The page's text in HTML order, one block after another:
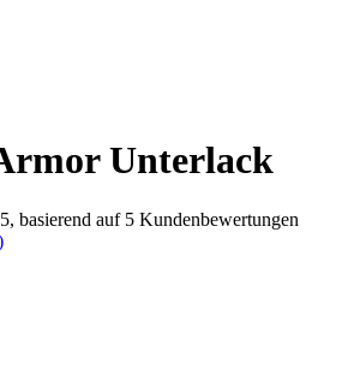
Unterlack
basierend auf 5 Kundenbewertungen